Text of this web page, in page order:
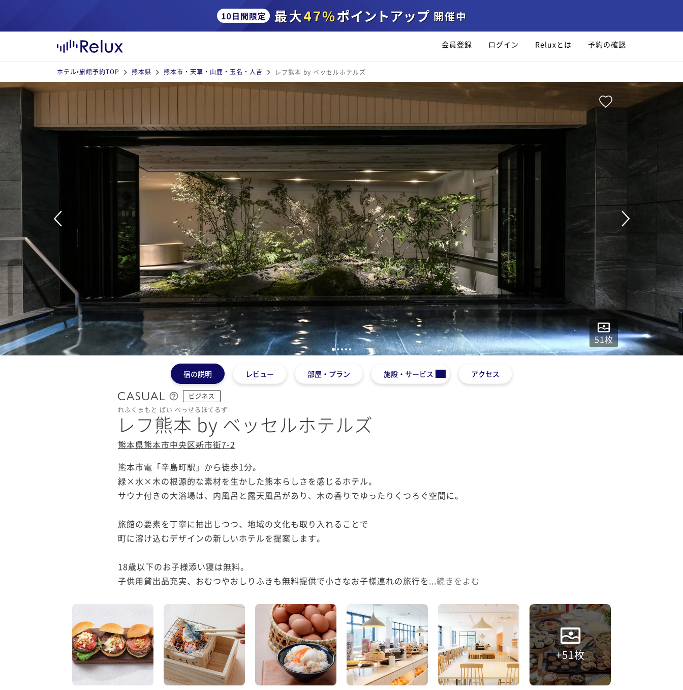
会員登録 ログイン Reluxとは 予約の確認
ホテル•旅館予約TOP 熊本県 熊本市・天草・山鹿・玉名・人吉 レフ熊本 by ベッセルホテルズ
51枚
1 2 345
宿の説明 レビュー 部屋・プラン 施設・サービス アクセス
ビジネス
れふくまもと ばい べっせるほてるず
レフ熊本 by ベッセルホテルズ
熊本県熊本市中央区新市街7-2
熊本市電「辛島町駅」から徒歩1分。
緑×水×木の根源的な素材を生かした熊本らしさを感じるホテル。
サウナ付きの大浴場は、内風呂と露天風呂があり、木の香りでゆったりくつろぐ空間に。
旅館の要素を丁寧に抽出しつつ、地域の文化も取り入れることで
町に溶け込むデザインの新しいホテルを提案します。
18歳以下のお子様添い寝は無料。
子供用貸出品充実、おむつやおしりふきも無料提供で小さなお子様連れの旅行を...続きをよむ
+51枚